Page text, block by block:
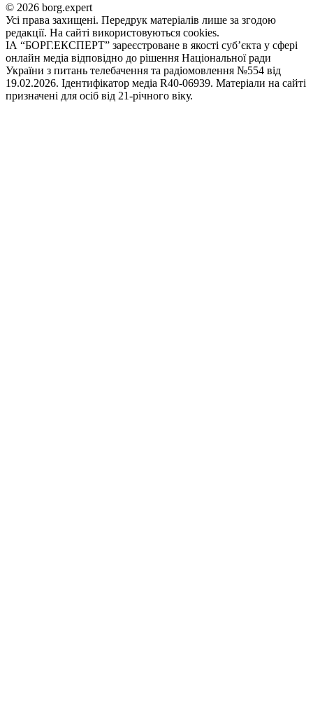
© 2026 borg.expert
Усі права захищені. Передрук матеріалів лише за згодою
редакції. На сайті використовуються cookies.
ІА “БОРГ.ЕКСПЕРТ” зареєстроване в якості суб’єкта у сфері
онлайн медіа відповідно до рішення Національної ради
України з питань телебачення та радіомовлення №554 від
19.02.2026. Ідентифікатор медіа R40-06939. Матеріали на сайті
призначені для осіб від 21-річного віку.